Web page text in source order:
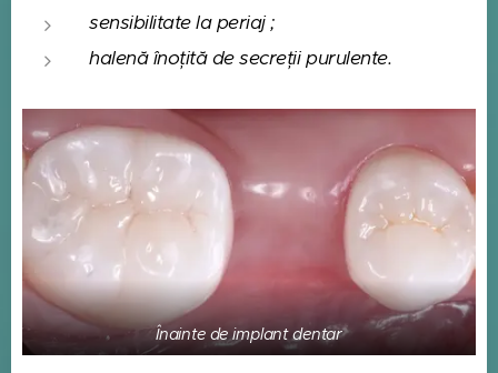
sensibilitate la periaj ;
halenă înoțită de secreții purulente.
Înainte de implant dentar